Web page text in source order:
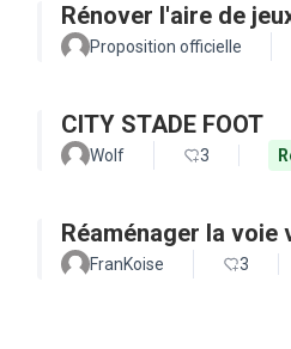
Rénover l'aire de
Proposition officielle
CITY STADE FOOT
Wolf 3
Réaménager la voie
FranKoise 3